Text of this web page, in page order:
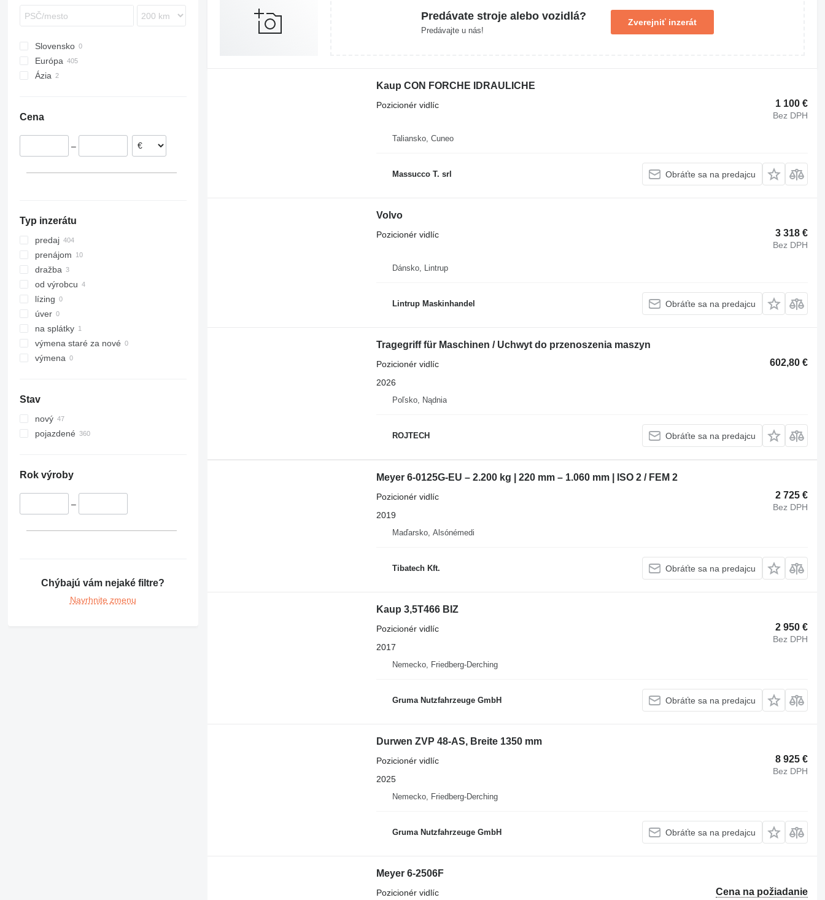
Slovensko
Európa
Poľsko
Veľká Británia
Ázia
Cena
–
Typ inzerátu
predaj
prenájom
dražba
od výrobcu
lízing
úver
na splátky
výmena staré za nové
výmena
Stav
nový
pojazdené
Rok výroby
–
Chýbajú vám nejaké filtre?
Navrhnite zmenu
Predávate stroje alebo vozidlá?
Predávajte u nás!
Zverejniť inzerát
Kaup CON FORCHE IDRAULICHE
1 100 €
Bez DPH
Pozicionér vidlíc
Taliansko, Cuneo
Massucco T. srl Obráťte sa na predajcu
Volvo
3 318 €
Bez DPH
Pozicionér vidlíc
Dánsko, Lintrup
Lintrup Maskinhandel Obráťte sa na predajcu
Tragegriff für Maschinen / Uchwyt do przenoszenia maszyn
602,80 €
Pozicionér vidlíc
2026
Poľsko, Nądnia
ROJTECH Obráťte sa na predajcu
Meyer 6-0125G-EU – 2.200 kg | 220 mm – 1.060 mm | ISO 2 / FEM 2
2 725 €
Bez DPH
Pozicionér vidlíc
2019
Maďarsko, Alsónémedi
Tibatech Kft. Obráťte sa na predajcu
Kaup 3,5T466 BIZ
2 950 €
Bez DPH
Pozicionér vidlíc
2017
Nemecko, Friedberg-Derching
Gruma Nutzfahrzeuge GmbH Obráťte sa na predajcu
Durwen ZVP 48-AS, Breite 1350 mm
8 925 €
Bez DPH
Pozicionér vidlíc
2025
Nemecko, Friedberg-Derching
Gruma Nutzfahrzeuge GmbH Obráťte sa na predajcu
Meyer 6-2506F
Cena na požiadanie
Pozicionér vidlíc